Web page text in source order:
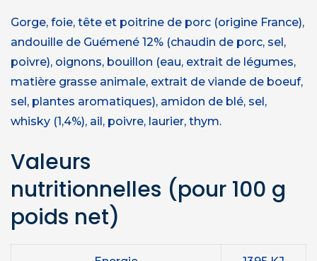
Gorge, foie, tête et poitrine de porc (origine France),
andouille de Guémené 12% (chaudin de porc, sel,
poivre), oignons, bouillon (eau, extrait de légumes,
matière grasse animale, extrait de viande de boeuf,
sel, plantes aromatiques), amidon de blé, sel,
whisky (1,4%), ail, poivre, laurier, thym.
Valeurs
nutritionnelles (pour 100 g
poids net)